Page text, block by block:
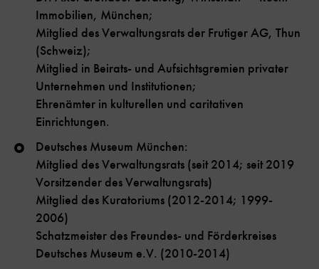
Immobilien, München;
Mitglied des Verwaltungsrats der Frutiger AG, Thun
(Schweiz);
Mitglied in Beirats- und Aufsichtsgremien privater
Unternehmen und Institutionen;
Ehrenämter in kulturellen und caritativen
Einrichtungen.
Deutsches Museum München:
Mitglied des Verwaltungsrats (seit 2014; seit 2019
Vorsitzender des Verwaltungsrats)
Mitglied des Kuratoriums (2012-2014; 1999-
2006)
Schatzmeister des Freundes- und Förderkreises
Deutsches Museum e.V. (2010-2014)